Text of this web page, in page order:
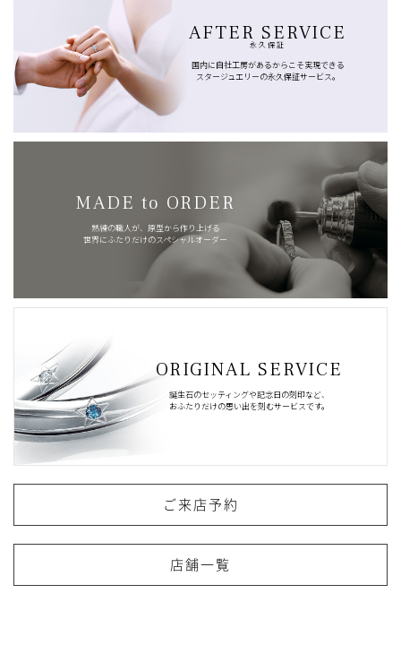
AFTER SERVICE
永久保証
国内に自社工房があるからこそ実現できる
スタージュエリーの永久保証サービス。
MADE to ORDER
熟練の職人が、原型から作り上げる
世界にふたりだけのスペシャルオーダー
ORIGINAL SERVICE
誕生石のセッティングや記念日の刻印など、
おふたりだけの思い出を刻むサービスです。
ご来店予約
店舗一覧